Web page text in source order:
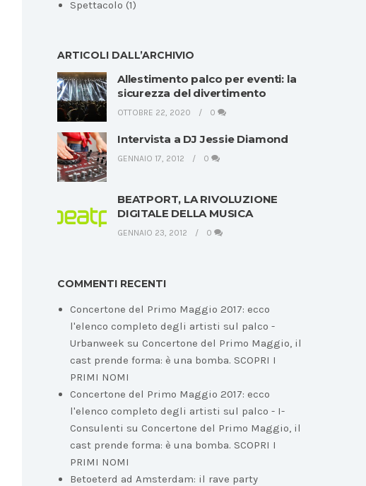
Spettacolo (1)
ARTICOLI DALL’ARCHIVIO
Allestimento palco per eventi: la
sicurezza del divertimento
OTTOBRE 22, 2020 0
Intervista a DJ Jessie Diamond
GENNAIO 17, 2012 0
BEATPORT, LA RIVOLUZIONE
DIGITALE DELLA MUSICA
GENNAIO 23, 2012 0
COMMENTI RECENTI
Concertone del Primo Maggio 2017: ecco
l'elenco completo degli artisti sul palco -
Urbanweek su Concertone del Primo Maggio, il
cast prende forma: è una bomba. SCOPRI I
PRIMI NOMI
Concertone del Primo Maggio 2017: ecco
l'elenco completo degli artisti sul palco - I-
Consulenti su Concertone del Primo Maggio, il
cast prende forma: è una bomba. SCOPRI I
PRIMI NOMI
Betoeterd ad Amsterdam: il rave party